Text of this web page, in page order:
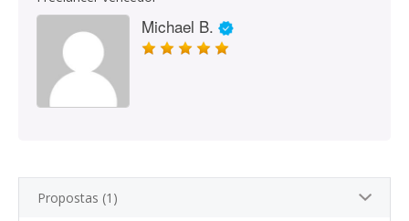
Michael B.
Propostas (1)